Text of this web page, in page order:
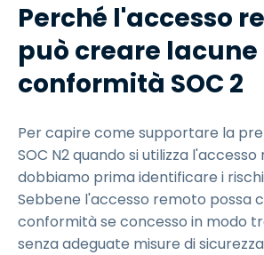
Perché l'accesso
può creare
conformità SOC 2
Per capire come supportare la
SOC N2 quando si utilizza
dobbiamo prima identificare i
Sebbene l'accesso remoto possa
conformità se concesso in modo
senza adeguate misure di